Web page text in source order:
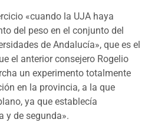
«cuando la UJA haya
del peso en el conjunto del
de Andalucía», que es el
el anterior consejero Rogelio
un experimento totalmente
en la provincia, a la que
ya que establecía
y de segunda».